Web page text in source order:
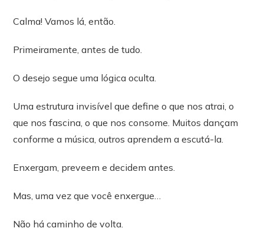
Calma! Vamos lá, então.
Primeiramente, antes de tudo.
O desejo segue uma lógica oculta.
Uma estrutura invisível que define o que nos atrai, o
que nos fascina, o que nos consome. Muitos dançam
conforme a música, outros aprendem a escutá-la.
Enxergam, preveem e decidem antes.
Mas, uma vez que você enxergue…
Não há caminho de volta.